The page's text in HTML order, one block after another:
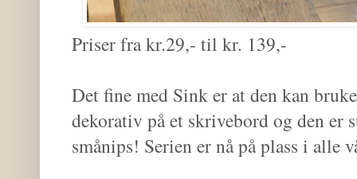
Priser fra kr.29,- til kr. 139,-
Det fine med Sink er at den kan
dekorativ på et skrivebord og den er
smånips! Serien er nå på plass i alle